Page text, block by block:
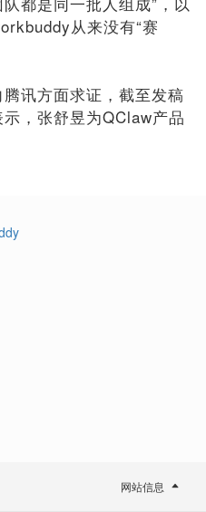
从来没有“赛
讯方面求证，截至发稿
，张舒昱为QClaw产品
网站信息